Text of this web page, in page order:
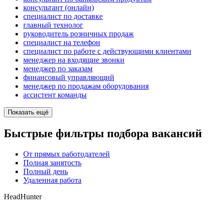
консультант (онлайн)
специалист по доставке
главный технолог
руководитель розничных продаж
специалист на телефон
специалист по работе с действующими клиентами
менеджер на входящие звонки
менеджер по заказам
финансовый управляющий
менеджер по продажам оборудования
ассистент команды
Показать ещё
Быстрые фильтры подбора вакансий
От прямых работодателей
Полная занятость
Полный день
Удаленная работа
HeadHunter